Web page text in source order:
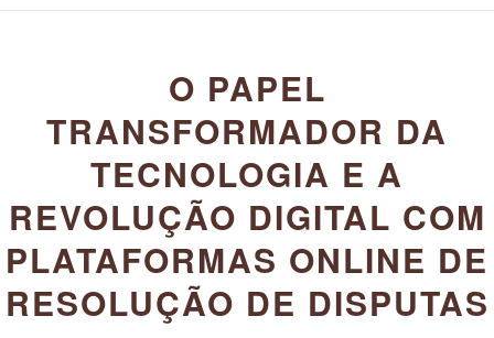
O PAPEL
TRANSFORMADOR DA
TECNOLOGIA E A
REVOLUÇÃO DIGITAL COM
PLATAFORMAS ONLINE DE
RESOLUÇÃO DE DISPUTAS